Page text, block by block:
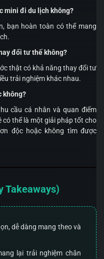
mini đi du lịch không?
bạn hoàn toàn có thể mang
đổi tư thế không?
thật có khả năng thay đổi tư
trải nghiệm khác nhau.
không?
cầu cá nhân và quan điểm
có thể là một giải pháp tốt cho
độc hoặc không tìm được
Takeaways)
dễ dàng mang theo và
lại trải nghiệm chân